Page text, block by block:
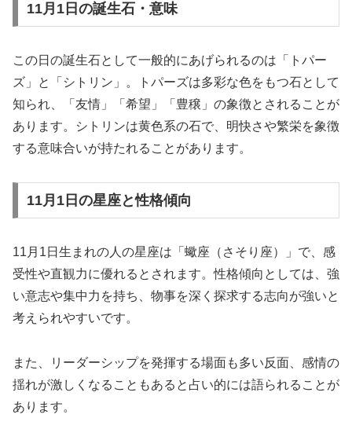
11月1日の誕生石・意味
この日の誕生石として一般的にあげられるのは「トパー
ズ」と「シトリン」。トパーズは多彩な色をもつ石として
知られ、「友情」「希望」「豊穣」の象徴とされることが
あります。シトリンは黄色系の石で、明快さや繁栄を象徴
する意味合いが持たれることがあります。
11月1日の星座と性格傾向
11月1日生まれの人の星座は「蠍座（さそり座）」で、感
受性や直観力に優れるとされます。性格傾向としては、強
い意志や集中力を持ち、物事を深く探求する志向が強いと
考えられやすいです。
また、リーダーシップを発揮する場面も多い反面、感情の
揺れが激しくなることもあると占い的には語られることが
あります。